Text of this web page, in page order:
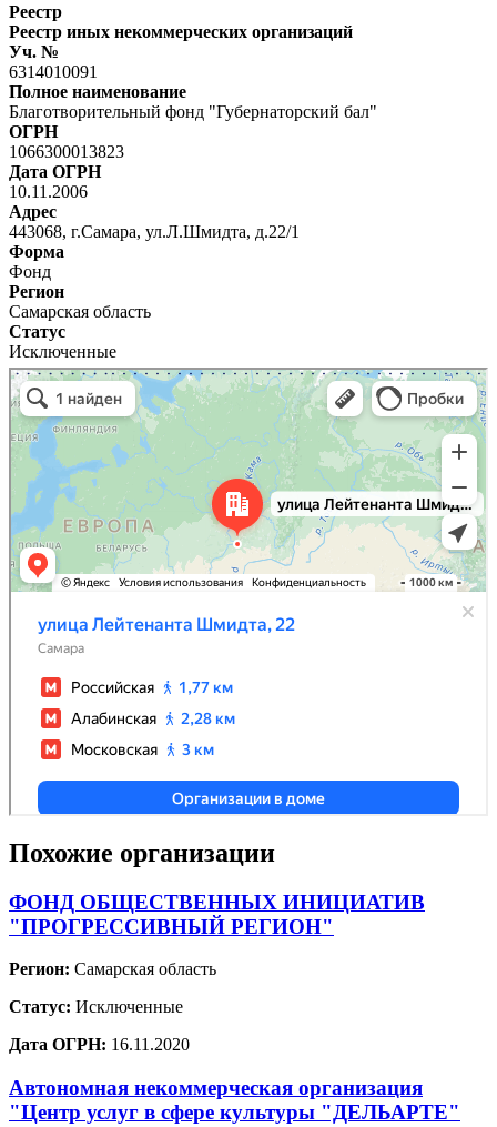
Реестр
Реестр иных некоммерческих организаций
Уч. №
6314010091
Полное наименование
Благотворительный фонд "Губернаторский бал"
ОГРН
1066300013823
Дата ОГРН
10.11.2006
Адрес
443068, г.Самара, ул.Л.Шмидта, д.22/1
Форма
Фонд
Регион
Самарская область
Статус
Исключенные
Похожие организации
ФОНД ОБЩЕСТВЕННЫХ ИНИЦИАТИВ
"ПРОГРЕССИВНЫЙ РЕГИОН"
Регион: Самарская область
Статус: Исключенные
Дата ОГРН: 16.11.2020
Автономная некоммерческая организация
"Центр услуг в сфере культуры "ДЕЛЬАРТЕ"